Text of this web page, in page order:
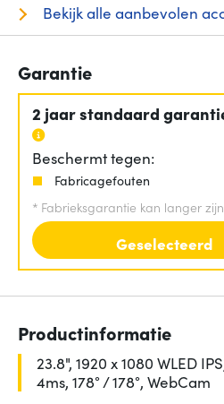
Bekijk alle aanbevolen
Garantie
2 jaar standaard
Beschermt tegen:
Fabricagefouten
* Fabrieksgarantie kan langer
Geselecteerd
Productinformatie
23.8", 1920 x 1080 WLED
4ms, 178° / 178°, WebCam